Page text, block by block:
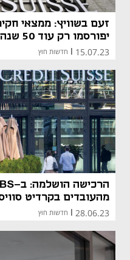
זעם בשוויץ: ממצאי
יפורסמו רק עוד 50 שנה
15.07.23 חדשות חוץ
מהעובדים בקרדיט
28.06.23 חדשות חוץ